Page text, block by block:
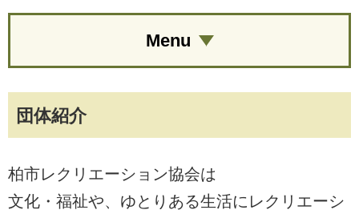
団体紹介
柏市レクリエーション協会は
文化・福祉や、ゆとりある生活にレクリエーシ
Menu